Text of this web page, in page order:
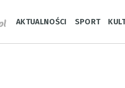
AKTUALNOŚCI SPORT